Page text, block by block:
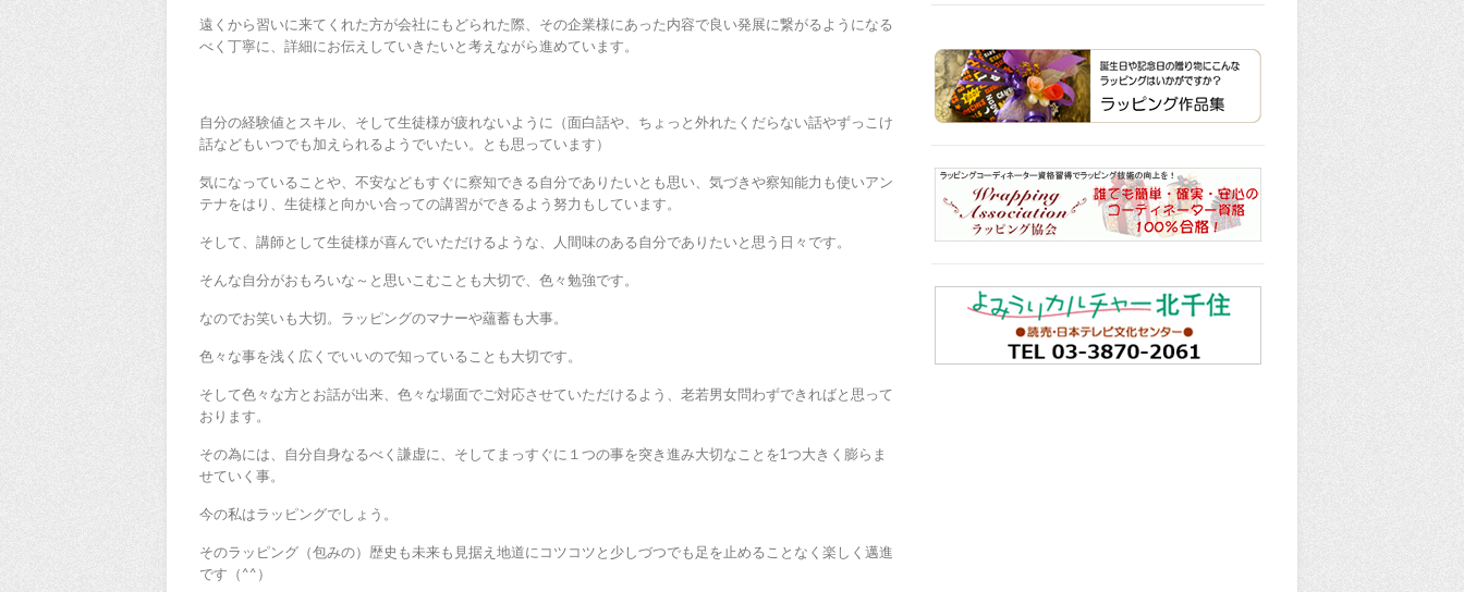
遠くから習いに来てくれた方が会社にもどられた際、その企業様にあった内容で良い発展に繋がるようになる
べく丁寧に、詳細にお伝えしていきたいと考えながら進めています。
自分の経験値とスキル、そして生徒様が疲れないように（面白話や、ちょっと外れたくだらない話やずっこけ
話などもいつでも加えられるようでいたい。とも思っています）
気になっていることや、不安などもすぐに察知できる自分でありたいとも思い、気づきや察知能力も使いアン
テナをはり、生徒様と向かい合っての講習ができるよう努力もしています。
そして、講師として生徒様が喜んでいただけるような、人間味のある自分でありたいと思う日々です。
そんな自分がおもろいな～と思いこむことも大切で、色々勉強です。
なのでお笑いも大切。ラッピングのマナーや蘊蓄も大事。
色々な事を浅く広くでいいので知っていることも大切です。
そして色々な方とお話が出来、色々な場面でご対応させていただけるよう、老若男女問わずできればと思って
おります。
その為には、自分自身なるべく謙虚に、そしてまっすぐに１つの事を突き進み大切なことを1つ大きく膨らま
せていく事。
今の私はラッピングでしょう。
そのラッピング（包みの）歴史も未来も見据え地道にコツコツと少しづつでも足を止めることなく楽しく邁進
です（^^）